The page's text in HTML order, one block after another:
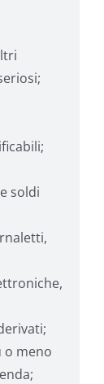
soldi
o meno